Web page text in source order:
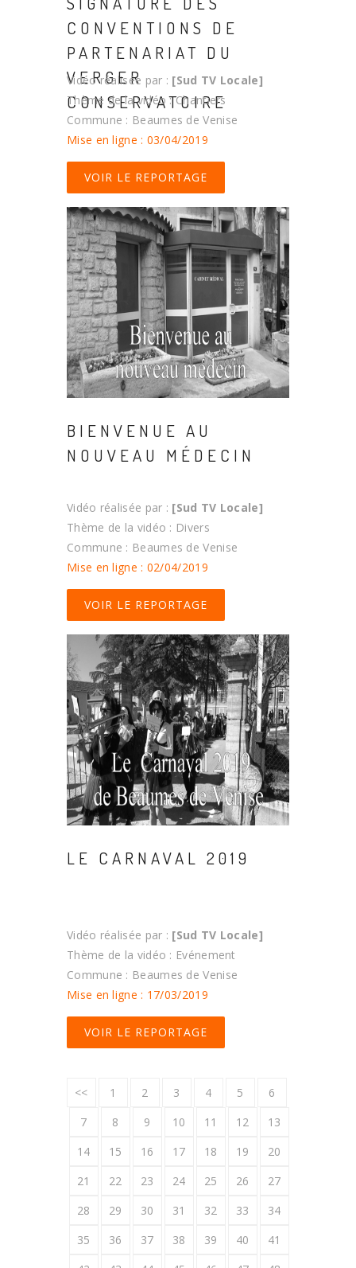
CONVENTIONS DE
PARTENARIAT DU
VERGER
CONSERVATOIRE
Vidéo réalisée par : [Sud TV Locale]
Thème de la vidéo : Chantiers
Commune : Beaumes de Venise
Mise en ligne : 03/04/2019
VOIR LE REPORTAGE
BIENVENUE AU
NOUVEAU MÉDECIN
Vidéo réalisée par : [Sud TV Locale]
Thème de la vidéo : Divers
Commune : Beaumes de Venise
Mise en ligne : 02/04/2019
VOIR LE REPORTAGE
LE CARNAVAL 2019
Vidéo réalisée par : [Sud TV Locale]
Thème de la vidéo : Evénement
Commune : Beaumes de Venise
Mise en ligne : 17/03/2019
VOIR LE REPORTAGE
<< 1 2 3 4 5
6
7
8 9 10 11 12
13
14
15 16 17 18 19
20
21
22 23 24 25 26
27
28
29 30 31 32 33
34
35
36 37 38 39 40
41